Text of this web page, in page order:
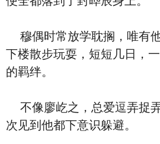
穆偶时常放学耽搁，唯有
下楼散步玩耍，短短几日，
的羁绊。
不像廖屹之，总爱逗弄捉
次见到他都下意识躲避。